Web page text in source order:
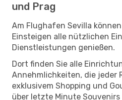
und Prag
Am Flughafen Sevilla
Einsteigen alle nützlichen
Dienstleistungen genießen.
Dort finden Sie alle
Annehmlichkeiten, die jeder
exklusivem Shopping und
über letzte Minute